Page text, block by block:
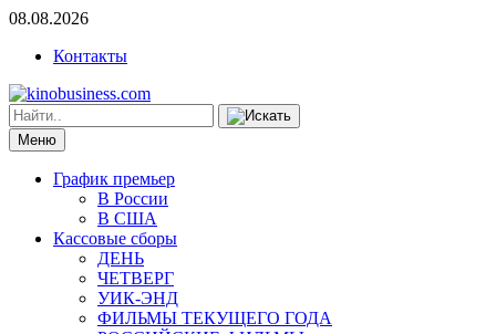
08.08.2026
Контакты
Меню
График премьер
В России
В США
Кассовые сборы
ДЕНЬ
ЧЕТВЕРГ
УИК-ЭНД
ФИЛЬМЫ ТЕКУЩЕГО ГОДА